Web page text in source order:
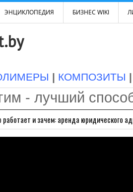
ЭНЦИКЛОПЕДИЯ БИЗНЕС WIKI
| КОМПОЗИТЫ |
- лучший
работает и зачем: аренда юридического